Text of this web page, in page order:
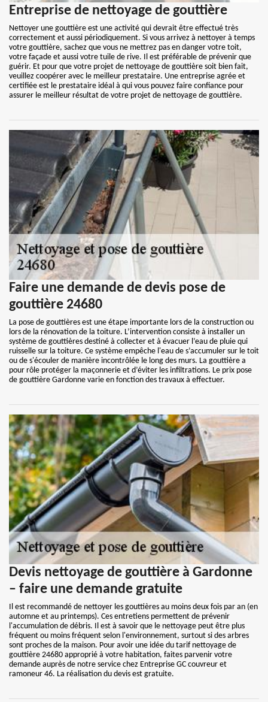
Entreprise de nettoyage de gouttière
Nettoyer une gouttière est une activité qui devrait être effectué très
correctement et aussi périodiquement. Si vous arrivez à nettoyer à temps
votre gouttière, sachez que vous ne mettrez pas en danger votre toit,
votre façade et aussi votre tuile de rive. Il est préférable de prévenir que
guérir. Et pour que votre projet de nettoyage de gouttière soit bien fait,
veuillez coopérer avec le meilleur prestataire. Une entreprise agrée et
certifiée est le prestataire idéal à qui vous pouvez faire confiance pour
assurer le meilleur résultat de votre projet de nettoyage de gouttière.
Faire une demande de devis pose de
gouttière 24680
La pose de gouttières est une étape importante lors de la construction ou
lors de la rénovation de la toiture. L’intervention consiste à installer un
système de gouttières destiné à collecter et à évacuer l’eau de pluie qui
ruisselle sur la toiture. Ce système empêche l'eau de s’accumuler sur le toit
ou de s'écouler de manière incontrôlée le long des murs. La gouttière a
pour rôle protéger la maçonnerie et d’éviter les infiltrations. Le prix pose
de gouttière Gardonne varie en fonction des travaux à effectuer.
Devis nettoyage de gouttière à Gardonne
– faire une demande gratuite
Il est recommandé de nettoyer les gouttières au moins deux fois par an (en
automne et au printemps). Ces entretiens permettent de prévenir
l'accumulation de débris. Il est à savoir que le nettoyage peut être plus
fréquent ou moins fréquent selon l'environnement, surtout si des arbres
sont proches de la maison. Pour avoir une idée du tarif nettoyage de
gouttière 24680 approprié à votre habitation, faites parvenir votre
demande auprès de notre service chez Entreprise GC couvreur et
ramoneur 46. La réalisation du devis est gratuite.